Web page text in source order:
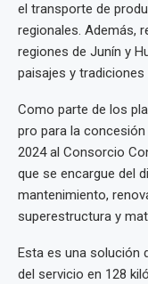
el transporte de
regionales. Además,
regiones de Junín y
paisajes y
Como parte de los
pro para la
2024 al Consorcio
que se encargue del
mantenimiento,
superestructura y
Esta es una solución
del servicio en 128